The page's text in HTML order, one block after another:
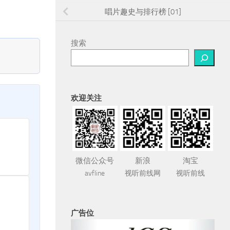
唱片趣史与排行榜 [01]
搜索
欢迎关注
微信公众号
avfline
新浪
视听前线网
淘宝
视听前线
广告位